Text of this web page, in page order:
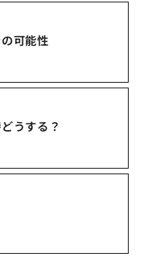
可能性
うする？